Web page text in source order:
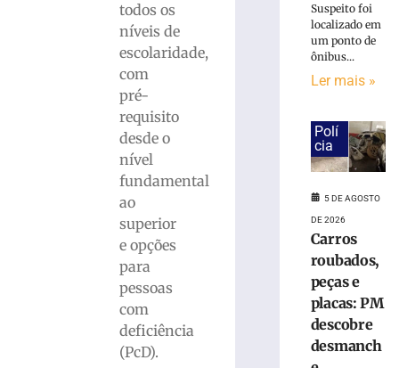
todos os
níveis de
escolaridade,
com
pré-
requisito
desde o
nível
fundamental
ao
superior
e opções
para
pessoas
com
deficiência
(PcD).
Cidade
Inteligente
Defesa
possíveis
temporais
Suspeito foi
localizado em
um ponto de
ônibus...
Ler mais »
Polí
cia
5 DE AGOSTO
DE 2026
Carros
roubados,
peças e
placas: PM
descobre
desmanch